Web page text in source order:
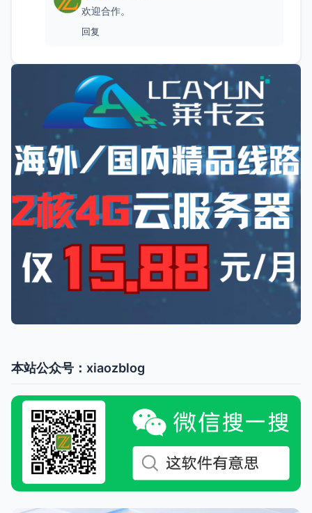
欢迎合作。
回复
本站公众号：xiaozblog